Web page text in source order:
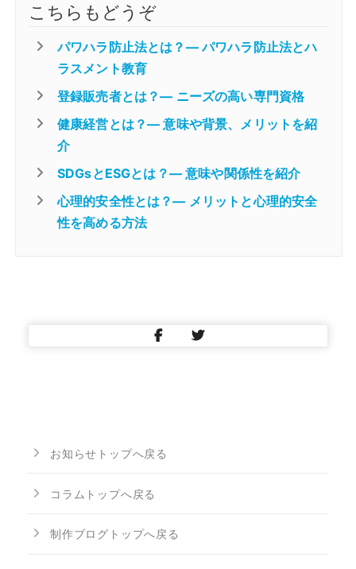
こちらもどうぞ
パワハラ防止法とは？― パワハラ防止法とハ
ラスメント教育
登録販売者とは？― ニーズの高い専門資格
健康経営とは？― 意味や背景、メリットを紹
介
SDGsとESGとは？― 意味や関係性を紹介
心理的安全性とは？― メリットと心理的安全
性を高める方法
お知らせトップへ戻る
コラムトップへ戻る
制作ブログトップへ戻る